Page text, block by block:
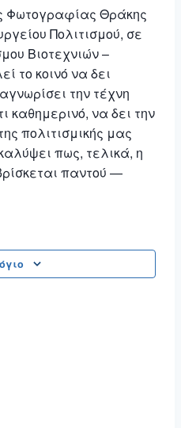
Φωτογραφίας Θράκης
Πολιτισμού, σε
Βιοτεχνιών –
το κοινό να δει
την τέχνη
καθημερινό, να δει την
πολιτισμικής μας
πως, τελικά, η
παντού —